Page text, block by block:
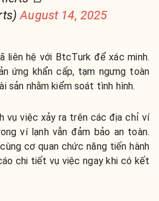
August 14, 2025
liên hệ với BtcTurk để xác minh.
ứng khẩn cấp, tạm ngưng toàn
sản nhằm kiểm soát tình hình.
vụ việc xảy ra trên các địa chỉ ví
ví lạnh vẫn đảm bảo an toàn.
cơ quan chức năng tiến hành
chi tiết vụ việc ngay khi có kết